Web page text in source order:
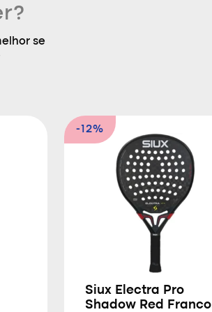
se
-12%
Siux Electra Pro
Shadow Red Franco